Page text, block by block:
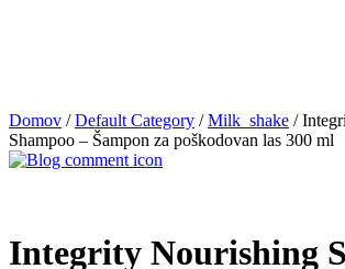
Domov /Default Category /Milk_shake /
Shampoo – Šampon za poškodovan las 300 ml
Integrity Nourishing